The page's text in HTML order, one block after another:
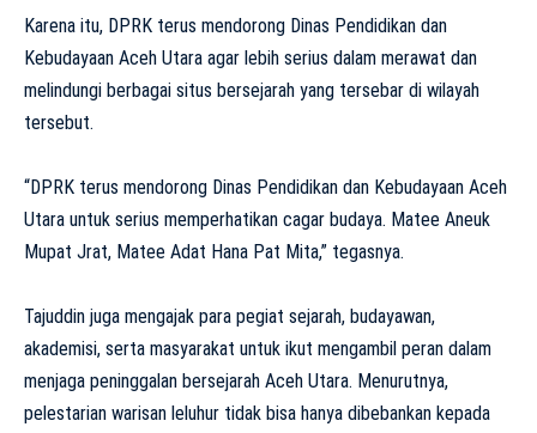
Karena itu, DPRK terus mendorong Dinas Pendidikan dan
Kebudayaan Aceh Utara agar lebih serius dalam merawat dan
melindungi berbagai situs bersejarah yang tersebar di wilayah
tersebut.
“DPRK terus mendorong Dinas Pendidikan dan Kebudayaan Aceh
Utara untuk serius memperhatikan cagar budaya. Matee Aneuk
Mupat Jrat, Matee Adat Hana Pat Mita,” tegasnya.
Tajuddin juga mengajak para pegiat sejarah, budayawan,
akademisi, serta masyarakat untuk ikut mengambil peran dalam
menjaga peninggalan bersejarah Aceh Utara. Menurutnya,
pelestarian warisan leluhur tidak bisa hanya dibebankan kepada